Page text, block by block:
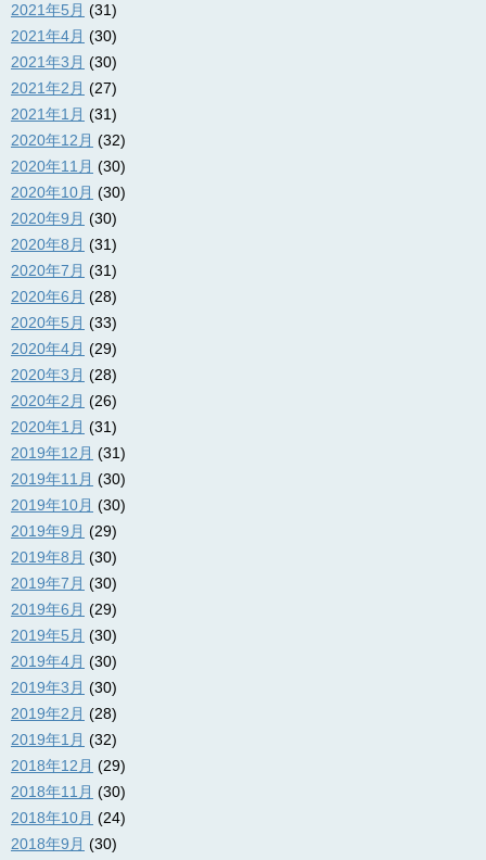
2021年5月 (31)
2021年4月 (30)
2021年3月 (30)
2021年2月 (27)
2021年1月 (31)
2020年12月 (32)
2020年11月 (30)
2020年10月 (30)
2020年9月 (30)
2020年8月 (31)
2020年7月 (31)
2020年6月 (28)
2020年5月 (33)
2020年4月 (29)
2020年3月 (28)
2020年2月 (26)
2020年1月 (31)
2019年12月 (31)
2019年11月 (30)
2019年10月 (30)
2019年9月 (29)
2019年8月 (30)
2019年7月 (30)
2019年6月 (29)
2019年5月 (30)
2019年4月 (30)
2019年3月 (30)
2019年2月 (28)
2019年1月 (32)
2018年12月 (29)
2018年11月 (30)
2018年10月 (24)
2018年9月 (30)